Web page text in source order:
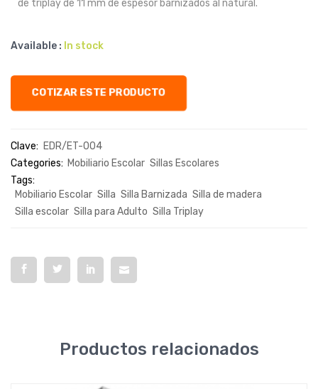
de triplay de 11 mm de espesor barnizados al natural.
Available : In stock
COTIZAR ESTE PRODUCTO
Clave: EDR/ET-004
Categories: Mobiliario Escolar Sillas Escolares
Tags:
Mobiliario Escolar Silla Silla Barnizada Silla de madera
Silla escolar Silla para Adulto Silla Triplay
Productos relacionados